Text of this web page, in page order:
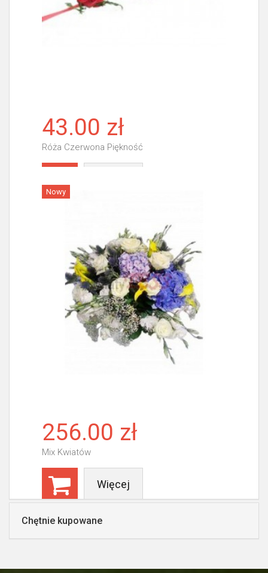
43.00 zł
Róża Czerwona Piękność
Nowy
256.00 zł
Mix Kwiatów
Więcej
Chętnie kupowane